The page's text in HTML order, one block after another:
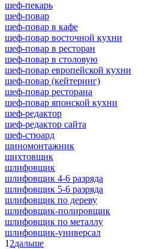
шеф-пекарь
шеф-повар
шеф-повар в кафе
шеф-повар восточной кухни
шеф-повар в ресторан
шеф-повар в столовую
шеф-повар европейской кухни
шеф-повар (кейтеринг)
шеф-повар ресторана
шеф-повар японской кухни
шеф-редактор
шеф-редактор сайта
шеф-стюард
шиномонтажник
шихтовщик
шлифовщик
шлифовщик 4-6 разряда
шлифовщик 5-6 разряда
шлифовщик по дереву
шлифовщик-полировщик
шлифовщик по металлу
шлифовщик-универсал
1 2дальше